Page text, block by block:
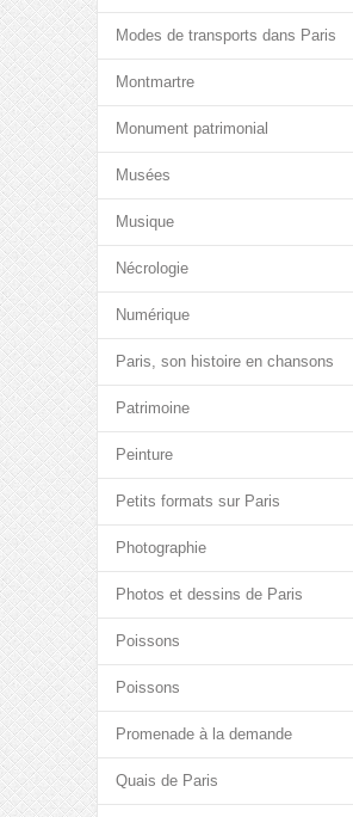
Modes de transports dans Paris
Montmartre
Monument patrimonial
Musées
Musique
Nécrologie
Numérique
Paris, son histoire en chansons
Patrimoine
Peinture
Petits formats sur Paris
Photographie
Photos et dessins de Paris
Poissons
Poissons
Promenade à la demande
Quais de Paris